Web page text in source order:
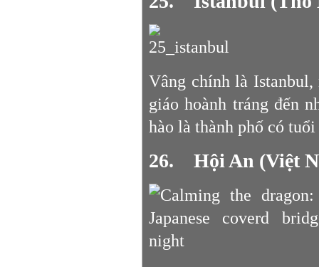
Vâng chính là
giáo hoành tráng đến
hào là thành phố có
26. Hội An (Việt